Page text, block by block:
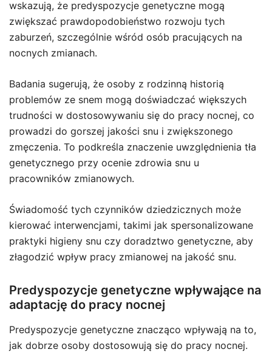
wskazują, że predyspozycje genetyczne mogą
zwiększać prawdopodobieństwo rozwoju tych
zaburzeń, szczególnie wśród osób pracujących na
nocnych zmianach.
Badania sugerują, że osoby z rodzinną historią
problemów ze snem mogą doświadczać większych
trudności w dostosowywaniu się do pracy nocnej, co
prowadzi do gorszej jakości snu i zwiększonego
zmęczenia. To podkreśla znaczenie uwzględnienia tła
genetycznego przy ocenie zdrowia snu u
pracowników zmianowych.
Świadomość tych czynników dziedzicznych może
kierować interwencjami, takimi jak spersonalizowane
praktyki higieny snu czy doradztwo genetyczne, aby
złagodzić wpływ pracy zmianowej na jakość snu.
Predyspozycje genetyczne wpływające na
adaptację do pracy nocnej
Predyspozycje genetyczne znacząco wpływają na to,
jak dobrze osoby dostosowują się do pracy nocnej.